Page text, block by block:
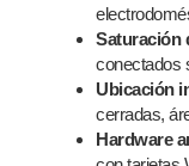
Saturación
conectados
Ubicación
cerradas,
Hardware